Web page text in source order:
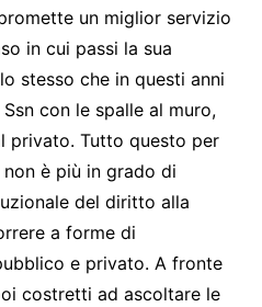
un miglior servizio
in cui passi la sua
stesso che in questi anni
con le spalle al muro,
privato. Tutto questo per
è più in grado di
del diritto alla
a forme di
e privato. A fronte
costretti ad ascoltare le